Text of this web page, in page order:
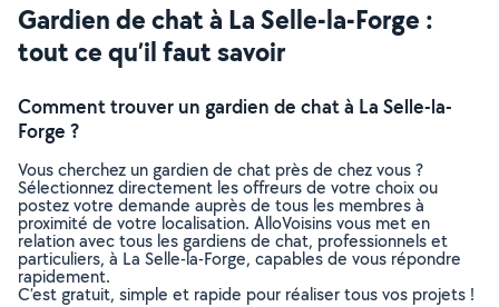
Gardien de chat à La Selle-la-Forge :
tout ce qu’il faut savoir
Comment trouver un gardien de chat à La Selle-la-
Forge ?
Vous cherchez un gardien de chat près de chez vous ?
Sélectionnez directement les offreurs de votre choix ou
postez votre demande auprès de tous les membres à
proximité de votre localisation. AlloVoisins vous met en
relation avec tous les gardiens de chat, professionnels et
particuliers, à La Selle-la-Forge, capables de vous répondre
rapidement.
C’est gratuit, simple et rapide pour réaliser tous vos projets !